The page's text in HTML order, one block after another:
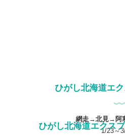
ひがし北海道エ
網走→北見→阿
1/23～
ひがし北海道エクス